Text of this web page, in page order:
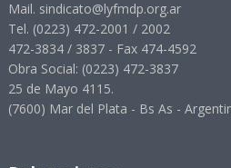
Mail. sindicato@lyfmdp.org.ar
Tel. (0223) 472-2001 / 2002
472-3834 / 3837 - Fax 474-4592
Obra Social: (0223) 472-3837
25 de Mayo 4115.
(7600) Mar del Plata - Bs As -